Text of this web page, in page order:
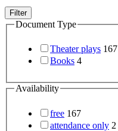
Filter
Document Type
Theater plays 167
Books 4
Availability
free 167
attendance only 2